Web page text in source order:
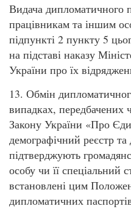
Видача дипломатичного
працівникам та іншим
підпункті 2 пункту 5
на підставі наказу
України про їх
13. Обмін
випадках, передбачених
Закону України «Про
демографічний реєстр
підтверджують
особу чи її спеціальний
встановлені цим
дипломатичних